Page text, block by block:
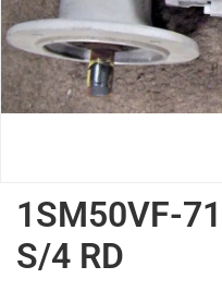
1SM50VF-
S/4 RD